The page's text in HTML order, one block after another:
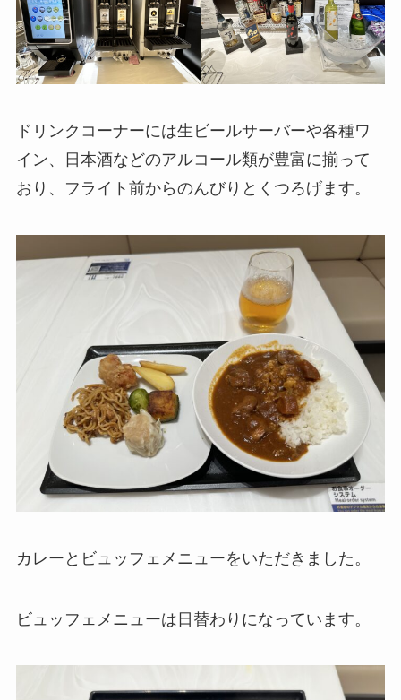
ドリンクコーナーには生ビールサーバーや各種ワ
イン、日本酒などのアルコール類が豊富に揃って
おり、フライト前からのんびりとくつろげます。
カレーとビュッフェメニューをいただきました。
ビュッフェメニューは日替わりになっています。